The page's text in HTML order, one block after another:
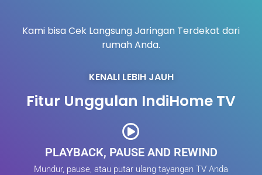
Kami bisa Cek Langsung Jaringan Terdekat dari
rumah Anda.
KENALI LEBIH JAUH
Fitur Unggulan IndiHome TV
PLAYBACK, PAUSE AND REWIND
Mundur, pause, atau putar ulang tayangan TV Anda